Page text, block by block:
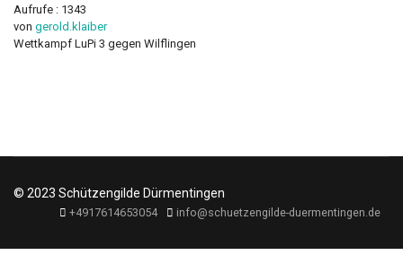
Aufrufe : 1343
von gerold.klaiber
Wettkampf LuPi 3 gegen Wilflingen
© 2023 Schützengilde Dürmentingen
+4917614653054 info@schuetzengilde-duermentingen.de